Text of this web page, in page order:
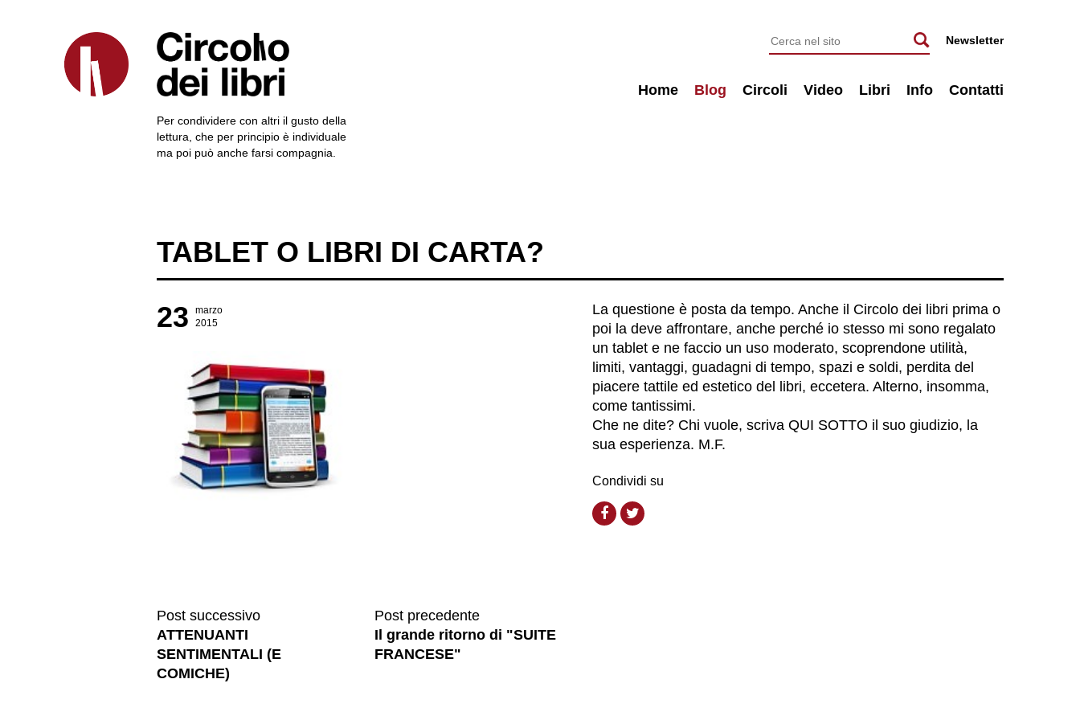
Newsletter
Home Blog Circoli Video Libri Info Contatti
Per condividere con altri il gusto della
lettura, che per principio è individuale
ma poi può anche farsi compagnia.
TABLET O LIBRI DI CARTA?
23
marzo
2015
La questione è posta da tempo. Anche il Circolo dei libri prima o
poi la deve affrontare, anche perché io stesso mi sono regalato
un tablet e ne faccio un uso moderato, scoprendone utilità,
limiti, vantaggi, guadagni di tempo, spazi e soldi, perdita del
piacere tattile ed estetico del libri, eccetera. Alterno, insomma,
come tantissimi.
Che ne dite? Chi vuole, scriva QUI SOTTO il suo giudizio, la
sua esperienza. M.F.
Condividi su
Post successivo
ATTENUANTI
SENTIMENTALI (E
COMICHE)
Post precedente
Il grande ritorno di "SUITE
FRANCESE"